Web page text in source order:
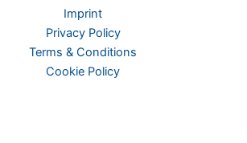
Imprint
Privacy Policy
Terms & Conditions
Cookie Policy